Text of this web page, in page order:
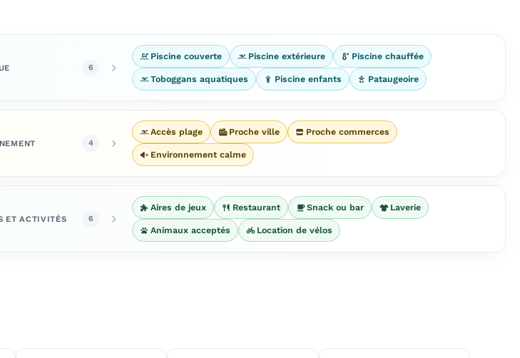
6
Piscine couverte Piscine extérieure Piscine chauffée
Toboggans aquatiques Piscine enfants Pataugeoire
4
Accès plage Proche ville Proche commerces
Environnement calme
ET ACTIVITÉS 6
Aires de jeux Restaurant Snack ou bar Laverie
Animaux acceptés Location de vélos